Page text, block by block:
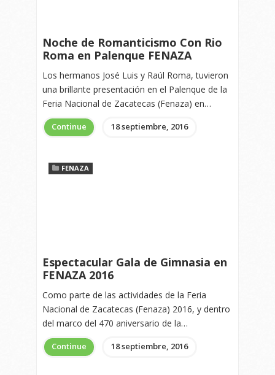
Noche de Romanticismo Con Rio
Roma en Palenque FENAZA
Los hermanos José Luis y Raúl Roma, tuvieron
una brillante presentación en el Palenque de la
Feria Nacional de Zacatecas (Fenaza) en…
Continue 18 septiembre, 2016
FENAZA
Espectacular Gala de Gimnasia en
FENAZA 2016
Como parte de las actividades de la Feria
Nacional de Zacatecas (Fenaza) 2016, y dentro
del marco del 470 aniversario de la…
Continue 18 septiembre, 2016